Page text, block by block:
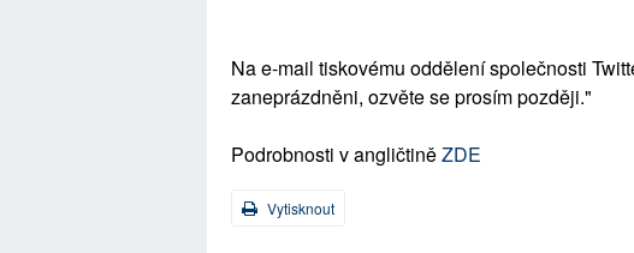
Na e-mail tiskovému oddělení společnosti
zaneprázdněni, ozvěte se prosím později."
Podrobnosti v angličtiněZDE
Vytisknout